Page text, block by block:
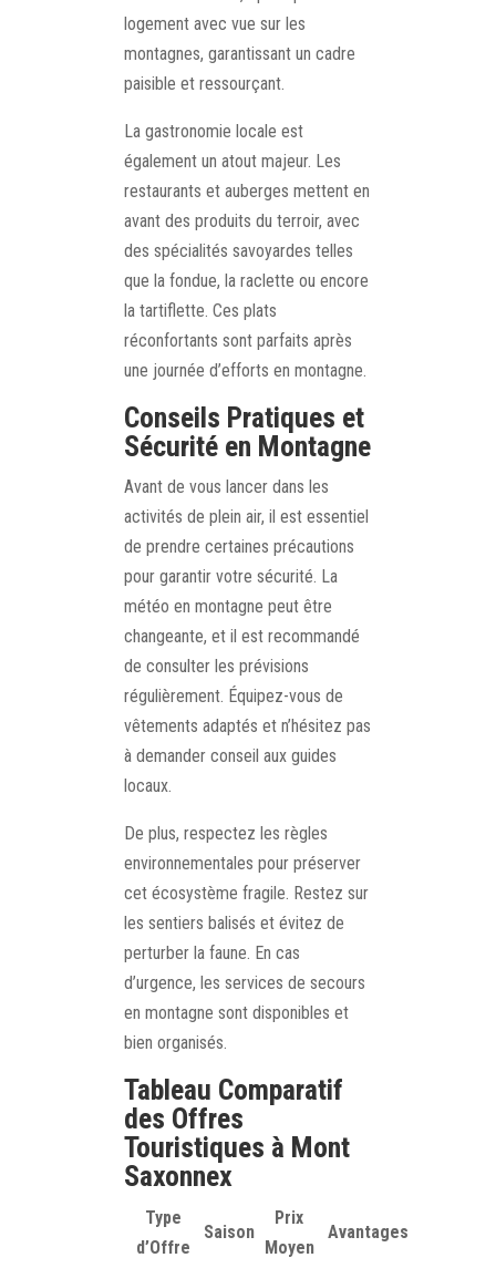
logement avec vue sur les
montagnes, garantissant un cadre
paisible et ressourçant.
La gastronomie locale est
également un atout majeur. Les
restaurants et auberges mettent en
avant des produits du terroir, avec
des spécialités savoyardes telles
que la fondue, la raclette ou encore
la tartiflette. Ces plats
réconfortants sont parfaits après
une journée d’efforts en montagne.
Conseils Pratiques et
Sécurité en Montagne
Avant de vous lancer dans les
activités de plein air, il est essentiel
de prendre certaines précautions
pour garantir votre sécurité. La
météo en montagne peut être
changeante, et il est recommandé
de consulter les prévisions
régulièrement. Équipez-vous de
vêtements adaptés et n’hésitez pas
à demander conseil aux guides
locaux.
De plus, respectez les règles
environnementales pour préserver
cet écosystème fragile. Restez sur
les sentiers balisés et évitez de
perturber la faune. En cas
d’urgence, les services de secours
en montagne sont disponibles et
bien organisés.
Tableau Comparatif
des Offres
Touristiques à Mont
Saxonnex
Type
d’Offre
Saison
Prix
Moyen
Avantages